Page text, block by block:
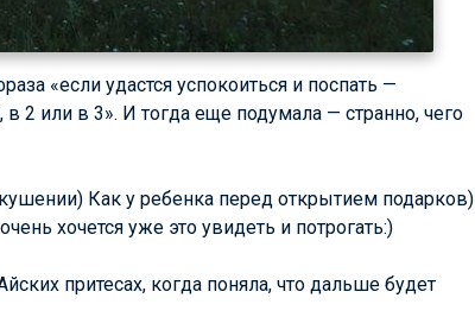
«если удастся успокоиться и поспать —
2 или в 3». И тогда еще подумала — странно, чего
Как у ребенка перед открытием подарков)
хочется уже это увидеть и потрогать:)
притесах, когда поняла, что дальше будет